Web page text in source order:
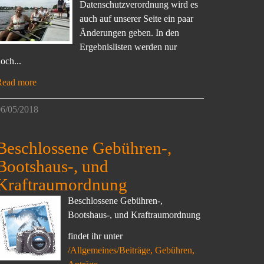
Datenschutzverordnung wird es
auch auf unserer Seite ein paar
Änderungen geben. In den
Ergebnislisten werden nur
more
05/2018
Gebühren-,
, und
Beschlossene Gebühren-,
Bootshaus-, und Kraftraumordnung
findet ihr unter
/Allgemeines/Beiträge, Gebühren,